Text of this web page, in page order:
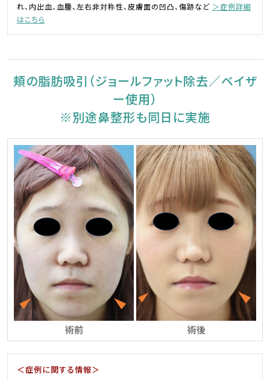
れ、内出血、血腫、左右非対称性、皮膚面の凹凸、傷跡など ＞症例詳細
はこちら
頬の脂肪吸引（ジョールファット除去／ベイザ
ー使用）
※別途鼻整形も同日に実施
＜症例に関する情報＞